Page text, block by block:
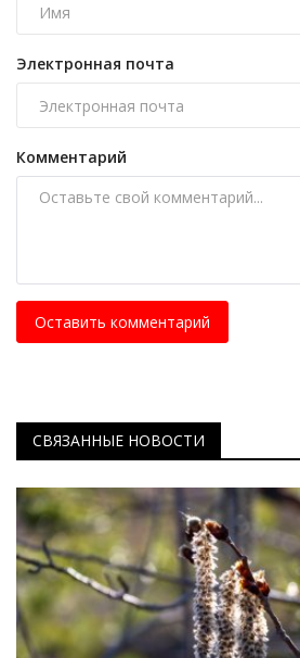
Электронная почта
Комментарий
Оставить комментарий
СВЯЗАННЫЕ НОВОСТИ